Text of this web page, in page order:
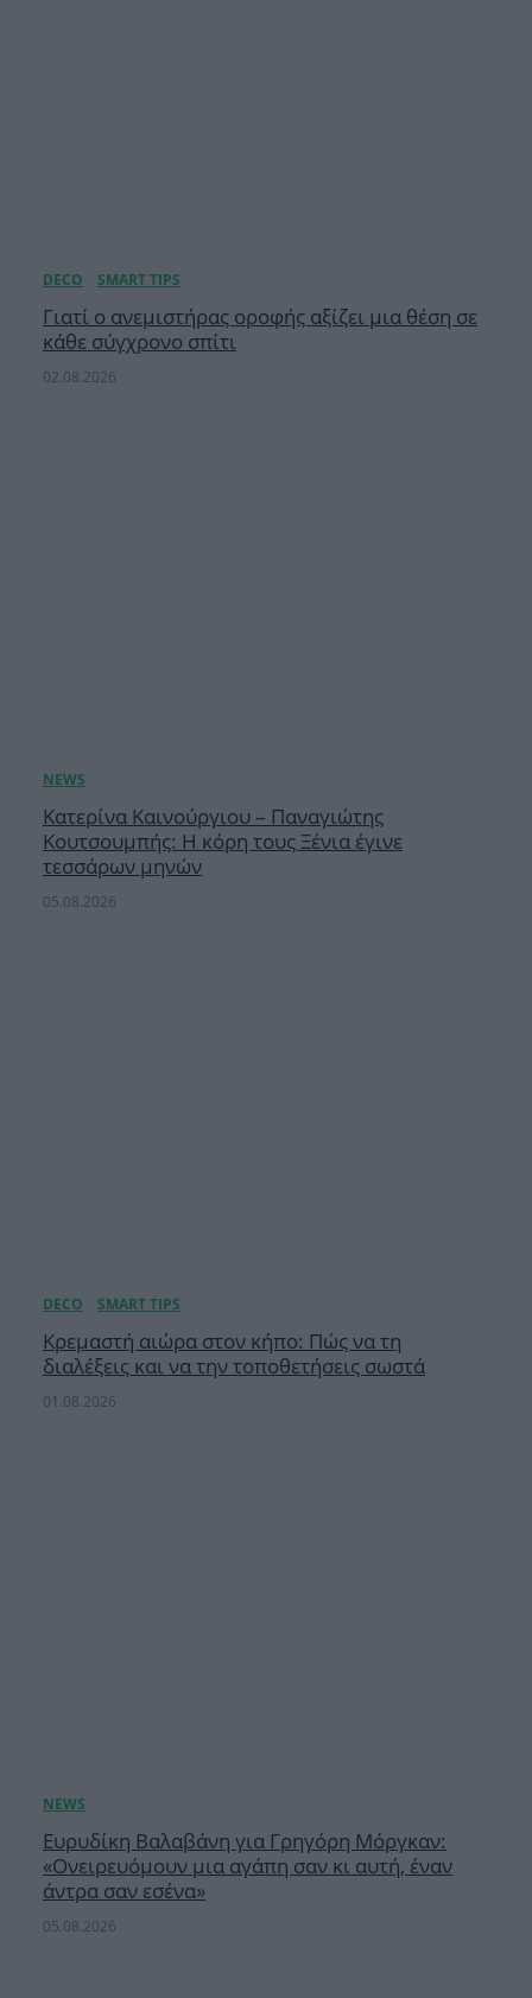
Γιατί ο ανεμιστήρας οροφής αξίζει μια θέση σε
κάθε σύγχρονο σπίτι
02.08.2026
Κατερίνα Καινούργιου – Παναγιώτης
Κουτσουμπής: Η κόρη τους Ξένια έγινε
τεσσάρων μηνών
05.08.2026
Κρεμαστή αιώρα στον κήπο: Πώς να τη
διαλέξεις και να την τοποθετήσεις σωστά
01.08.2026
Ευρυδίκη Βαλαβάνη για Γρηγόρη Μόργκαν:
«Oνειρευόμουν μια αγάπη σαν κι αυτή, έναν
άντρα σαν εσένα»
05.08.2026